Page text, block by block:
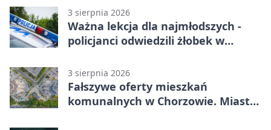
3 sierpnia 2026
Ważna lekcja dla najmłodszych -
policjanci odwiedzili żłobek w
3 sierpnia 2026
Fałszywe oferty mieszkań
komunalnych w Chorzowie. Miasto